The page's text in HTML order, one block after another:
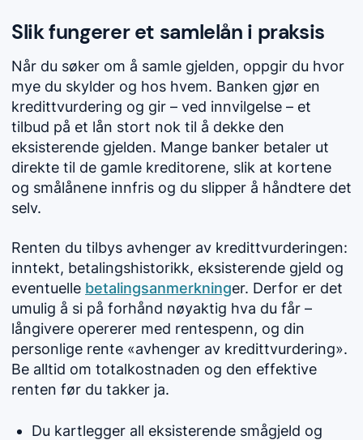
Slik fungerer et samlelån i praksis
Når du søker om å samle gjelden, oppgir du hvor
mye du skylder og hos hvem. Banken gjør en
kredittvurdering og gir – ved innvilgelse – et
tilbud på et lån stort nok til å dekke den
eksisterende gjelden. Mange banker betaler ut
direkte til de gamle kreditorene, slik at kortene
og smålånene innfris og du slipper å håndtere det
selv.
Renten du tilbys avhenger av kredittvurderingen:
inntekt, betalingshistorikk, eksisterende gjeld og
eventuelle betalingsanmerkninger. Derfor er det
umulig å si på forhånd nøyaktig hva du får –
långivere opererer med rentespenn, og din
personlige rente «avhenger av kredittvurdering».
Be alltid om totalkostnaden og den effektive
renten før du takker ja.
Du kartlegger all eksisterende smågjeld og